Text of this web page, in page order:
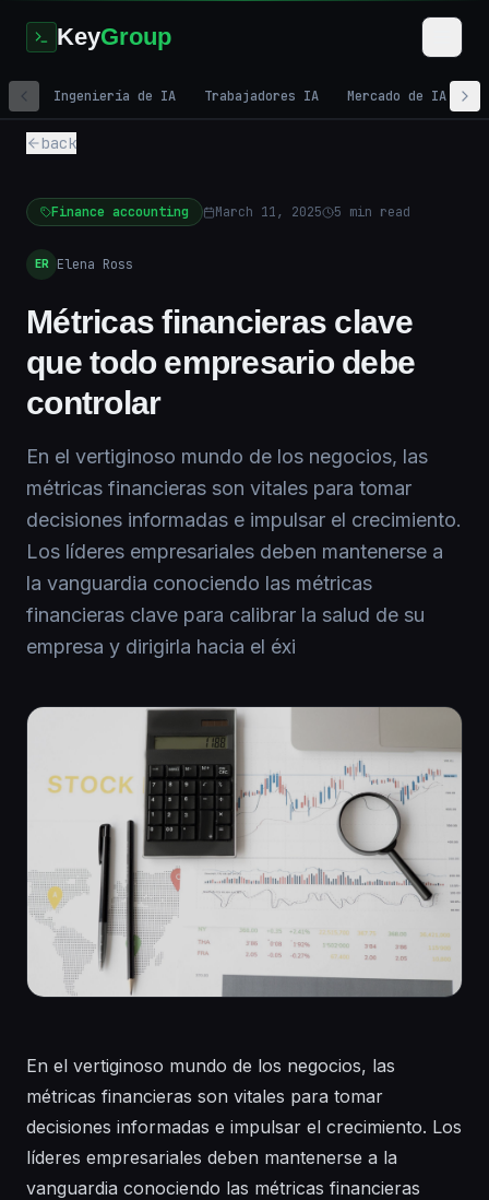
KeyGroup
Ingeniería de IA Trabajadores IA Mercado de IA
back
Finance accounting March 11, 2025 5 min read
ER Elena Ross
Métricas financieras clave
que todo empresario debe
controlar
En el vertiginoso mundo de los negocios, las
métricas financieras son vitales para tomar
decisiones informadas e impulsar el crecimiento.
Los líderes empresariales deben mantenerse a
la vanguardia conociendo las métricas
financieras clave para calibrar la salud de su
empresa y dirigirla hacia el éxi
En el vertiginoso mundo de los negocios, las
métricas financieras son vitales para tomar
decisiones informadas e impulsar el crecimiento. Los
líderes empresariales deben mantenerse a la
vanguardia conociendo las métricas financieras